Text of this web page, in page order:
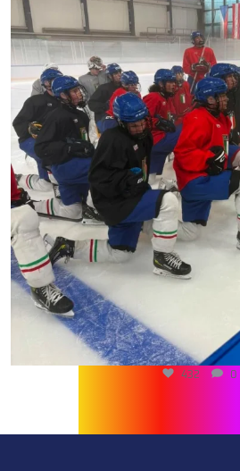
432 0